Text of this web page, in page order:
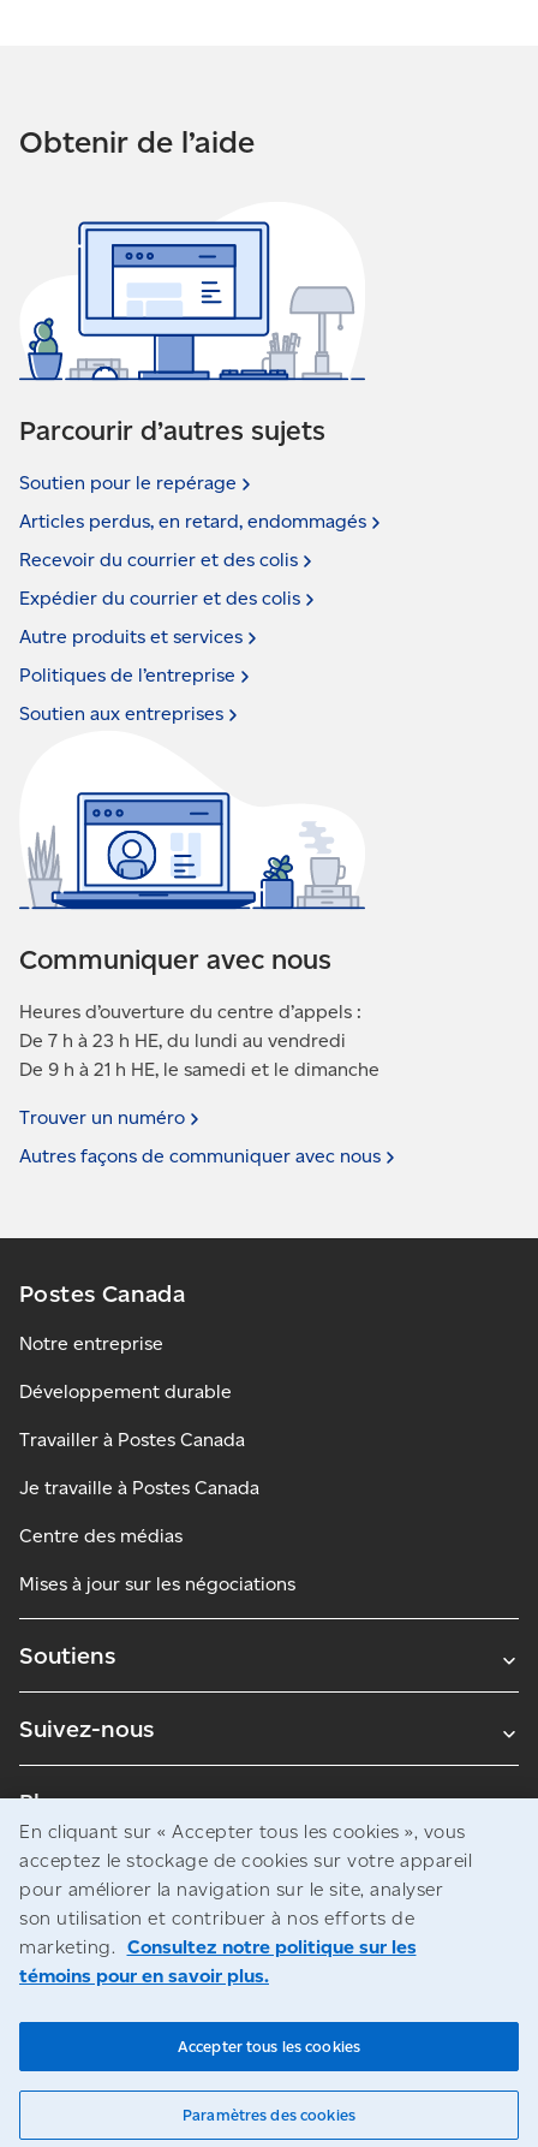
Obtenir de l’aide
Parcourir d’autres sujets
Soutien pour le repérage
Articles perdus, en retard, endommagés
Recevoir du courrier et des colis
Expédier du courrier et des colis
Autre produits et services
Politiques de l’entreprise
Soutien aux entreprises
Communiquer avec nous
Heures d’ouverture du centre d’appels :
De 7 h à 23 h HE, du lundi au vendredi
De 9 h à 21 h HE, le samedi et le dimanche
Trouver un numéro
Autres façons de communiquer avec nous
Postes Canada
Notre entreprise
Développement durable
Travailler à Postes Canada
Je travaille à Postes Canada
Centre des médias
Mises à jour sur les négociations
Soutiens
Suivez-nous
Blogues
© Société canadienne des postes
Avis juridiques
Accès à l’information
En cliquant sur « Accepter tous les cookies », vous
acceptez le stockage de cookies sur votre appareil
pour améliorer la navigation sur le site, analyser
son utilisation et contribuer à nos efforts de
marketing. Consultez notre politique sur les
témoins pour en savoir plus.
Paramètres des cookies
Accepter tous les cookies